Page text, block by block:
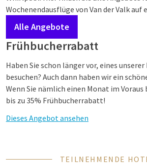
Wochenendausflüge von Van der Valk auf
Alle Angebote
Frühbucherrabatt
Haben Sie schon länger vor, eines
besuchen? Auch dann haben wir ein
Wenn Sie nämlich einen Monat im Voraus
bis zu 35% Frühbucherrabatt!
Dieses Angebot ansehen
Wochenendtrip mit
TEILNEHMENDE